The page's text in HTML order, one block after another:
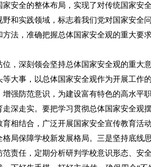
安全的整体布局，实现了对传统国家安
和实践领域，标志着我们党对国家安全
法，准确把握总体国家安全观的重大要求
，深刻领会坚持总体国家安全观的重大
大事，以总体国家安全观作为开展工作
强防范意识，为建设富有特色的高水平
深走实。要把学习贯彻总体国家安全观
相结合，广泛开展国家安全宣传教育活
局保障学校新发展格局。三是坚持底线
责任，定期分析研判学校意识形态、安